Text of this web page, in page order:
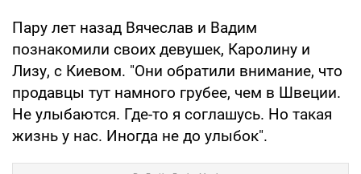
Пару лет назад Вячеслав и Вадим
познакомили своих девушек, Каролину и
Лизу, с Киевом. "Они обратили внимание, что
продавцы тут намного грубее, чем в Швеции.
Не улыбаются. Где-то я соглашусь. Но такая
жизнь у нас. Иногда не до улыбок".